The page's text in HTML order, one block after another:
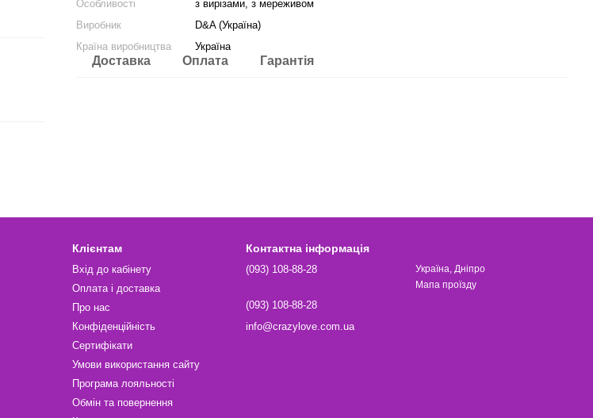
Особливості
з вирізами, з мереживом
Виробник
D&A (Україна)
Країна виробництва
Україна
Доставка Оплата Гарантія
Клієнтам
Вхід до кабінету
Оплата і доставка
Про нас
Конфіденційність
Сертифікати
Умови використання сайту
Програма лояльності
Обмін та повернення
Контактна інформація
(093) 108-88-28
(093) 108-88-28
info@crazylove.com.ua
Україна, Дніпро
Мапа проїзду